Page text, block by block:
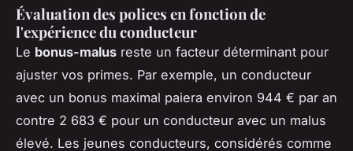
Évaluation des polices en fonction de
l'expérience du conducteur
Le bonus-malus reste un facteur déterminant pour
ajuster vos primes. Par exemple, un conducteur
avec un bonus maximal paiera environ 944 € par an
contre 2 683 € pour un conducteur avec un malus
élevé. Les jeunes conducteurs, considérés comme